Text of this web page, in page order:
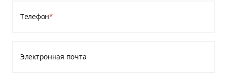
Телефон*
Электронная почта